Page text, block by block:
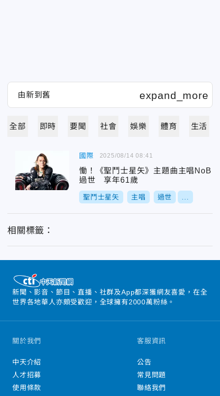
全部 即時 要聞 社會 娛樂 體育 生活
國際
慟！《聖鬥士星矢》主題曲主唱NoB
過世 享年61歲
聖鬥士星矢 主唱 過世
2025/08/14 08:41
相關標籤：
新聞、影音、節目、直播、社群及App都深獲網友喜愛，在全
世界各地華人亦頗受歡迎，全球擁有2000萬粉絲。
關於我們
中天介紹
人才招募
使用條款
客服資訊
公告
常見問題
聯絡我們